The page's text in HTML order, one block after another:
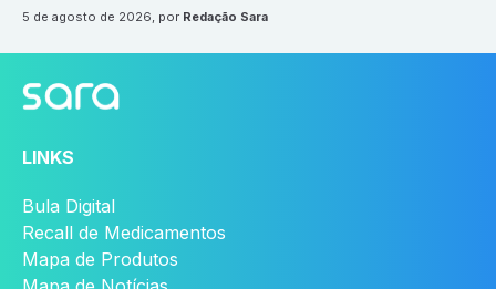
5 de agosto de 2026, por Redação Sara
LINKS
Bula Digital
Recall de Medicamentos
Mapa de Produtos